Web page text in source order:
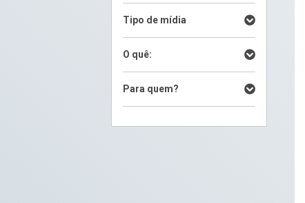
Tipo de mídia
O quê:
Para quem?